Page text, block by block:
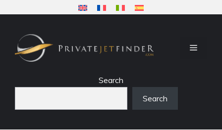
contenido
MENÚ
Search
Search